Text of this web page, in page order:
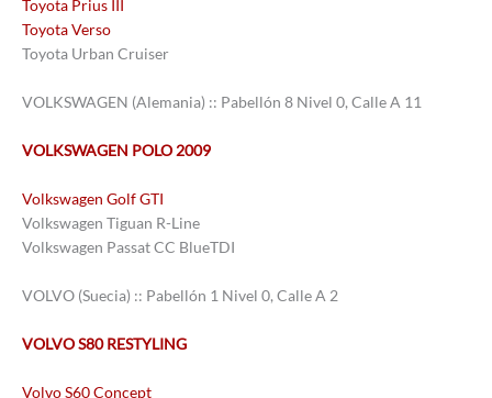
Toyota Prius III
Toyota Verso
Toyota Urban Cruiser
VOLKSWAGEN (Alemania) :: Pabellón 8 Nivel 0, Calle A 11
VOLKSWAGEN POLO 2009
Volkswagen Golf GTI
Volkswagen Tiguan R-Line
Volkswagen Passat CC BlueTDI
VOLVO (Suecia) :: Pabellón 1 Nivel 0, Calle A 2
VOLVO S80 RESTYLING
Volvo S60 Concept